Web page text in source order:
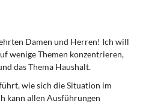
Daseinsvorsorge
Damen und Herren! Ich will
wenige Themen konzentrieren,
das Thema Haushalt.
wie sich die Situation im
kann allen Ausführungen